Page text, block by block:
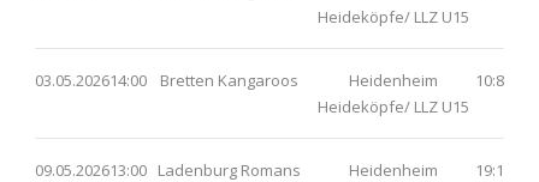
Heideköpfe/ LLZ U15
03.05.202614:00 Bretten Kangaroos
Heidenheim
Heideköpfe/ LLZ U15
10:8
09.05.202613:00 Ladenburg Romans
Heidenheim
19:1